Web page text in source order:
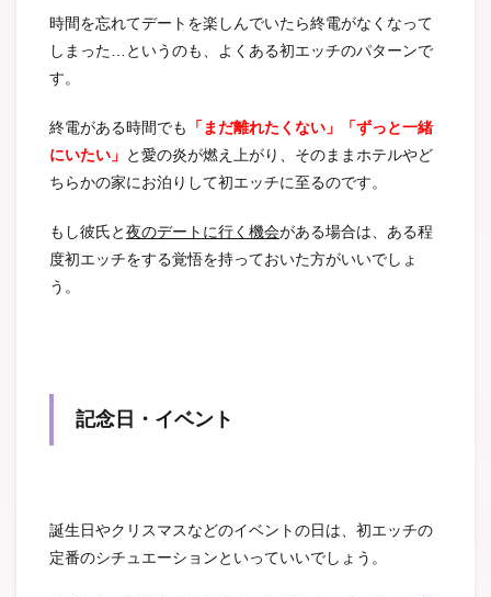
時間を忘れてデートを楽しんでいたら終電がなくなって
しまった…というのも、よくある初エッチのパターンで
す。
終電がある時間でも
「まだ離れたくない」「ずっと一緒
にいたい」 と愛の炎が燃え上がり、そのままホテルやど
ちらかの家にお泊りして初エッチに至るのです。
もし彼氏と夜のデートに行く機会がある場合は、ある程
度初エッチをする覚悟を持っておいた方がいいでしょ
う。
記念日・イベント
誕生日やクリスマスなどのイベントの日は、初エッチの
定番のシチュエーションといっていいでしょう。